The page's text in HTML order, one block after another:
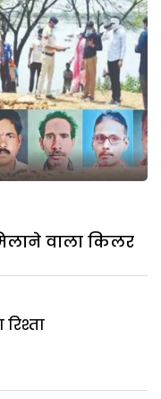
वाला किलर